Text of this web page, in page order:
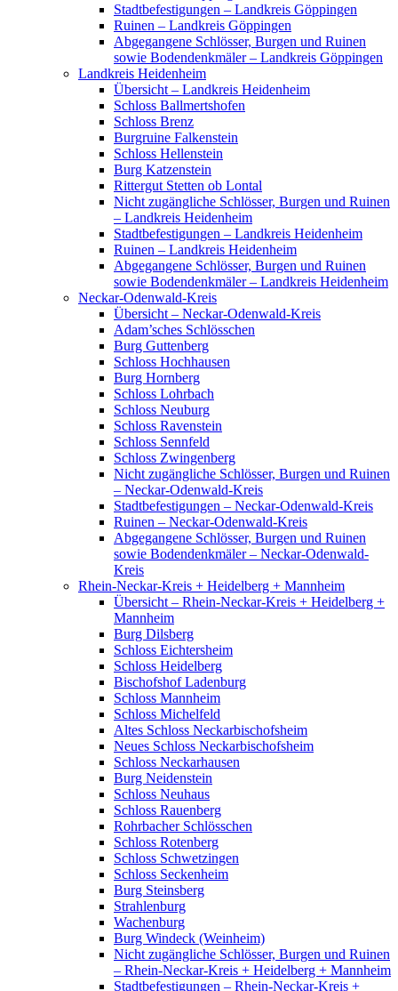
Stadtbefestigungen – Landkreis Göppingen
Ruinen – Landkreis Göppingen
Abgegangene Schlösser, Burgen und Ruinen
sowie Bodendenkmäler – Landkreis Göppingen
Landkreis Heidenheim
Übersicht – Landkreis Heidenheim
Schloss Ballmertshofen
Schloss Brenz
Burgruine Falkenstein
Schloss Hellenstein
Burg Katzenstein
Rittergut Stetten ob Lontal
Nicht zugängliche Schlösser, Burgen und Ruinen
– Landkreis Heidenheim
Stadtbefestigungen – Landkreis Heidenheim
Ruinen – Landkreis Heidenheim
Abgegangene Schlösser, Burgen und Ruinen
sowie Bodendenkmäler – Landkreis Heidenheim
Neckar-Odenwald-Kreis
Übersicht – Neckar-Odenwald-Kreis
Adam’sches Schlösschen
Burg Guttenberg
Schloss Hochhausen
Burg Hornberg
Schloss Lohrbach
Schloss Neuburg
Schloss Ravenstein
Schloss Sennfeld
Schloss Zwingenberg
Nicht zugängliche Schlösser, Burgen und Ruinen
– Neckar-Odenwald-Kreis
Stadtbefestigungen – Neckar-Odenwald-Kreis
Ruinen – Neckar-Odenwald-Kreis
Abgegangene Schlösser, Burgen und Ruinen
sowie Bodendenkmäler – Neckar-Odenwald-
Kreis
Rhein-Neckar-Kreis + Heidelberg + Mannheim
Übersicht – Rhein-Neckar-Kreis + Heidelberg +
Mannheim
Burg Dilsberg
Schloss Eichtersheim
Schloss Heidelberg
Bischofshof Ladenburg
Schloss Mannheim
Schloss Michelfeld
Altes Schloss Neckarbischofsheim
Neues Schloss Neckarbischofsheim
Schloss Neckarhausen
Burg Neidenstein
Schloss Neuhaus
Schloss Rauenberg
Rohrbacher Schlösschen
Schloss Rotenberg
Schloss Schwetzingen
Schloss Seckenheim
Burg Steinsberg
Strahlenburg
Wachenburg
Burg Windeck (Weinheim)
Nicht zugängliche Schlösser, Burgen und Ruinen
– Rhein-Neckar-Kreis + Heidelberg + Mannheim
Stadtbefestigungen – Rhein-Neckar-Kreis +